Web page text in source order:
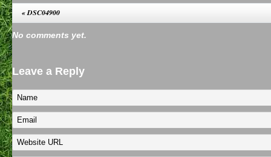
«DSC04900
No comments yet.
Leave a Reply